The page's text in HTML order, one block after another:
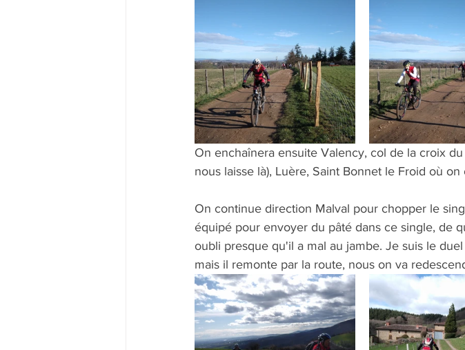
On enchaînera ensuite Valency, col de la croix
nous laisse là), Luère, Saint Bonnet le Froid où on
On continue direction Malval pour chopper le
équipé pour envoyer du pâté dans ce single, de
oubli presque qu'il a mal au jambe. Je suis le
mais il remonte par la route, nous on va